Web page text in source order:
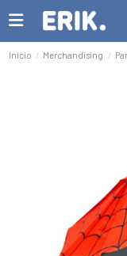
Inicio Merchandising